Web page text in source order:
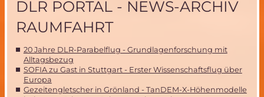
DLR PORTAL - NEWS-ARCHIV
RAUMFAHRT
20 Jahre DLR-Parabelflug - Grundlagenforschung mit
Alltagsbezug
SOFIA zu Gast in Stuttgart - Erster Wissenschaftsflug über
Europa
Gezeitengletscher in Grönland - TanDEM-X-Höhenmodelle